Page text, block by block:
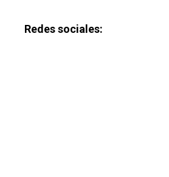
Redes sociales: